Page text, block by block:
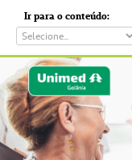
Ir para o conteúdo: